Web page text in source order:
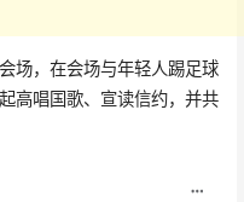
场，在会场与年轻人踢足球
高唱国歌、宣读信约，并共